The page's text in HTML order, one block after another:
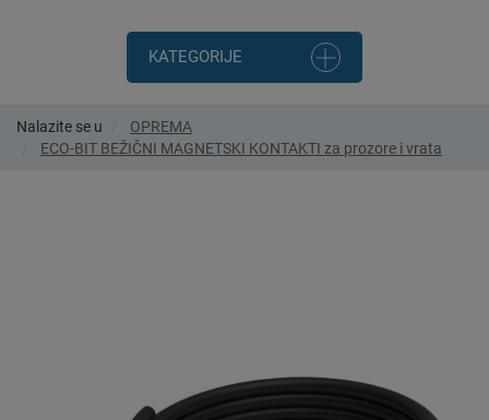
KATEGORIJE
Nalazite se u
OPREMA
ECO-BIT BEŽIČNI MAGNETSKI KONTAKTI za prozore i vrata